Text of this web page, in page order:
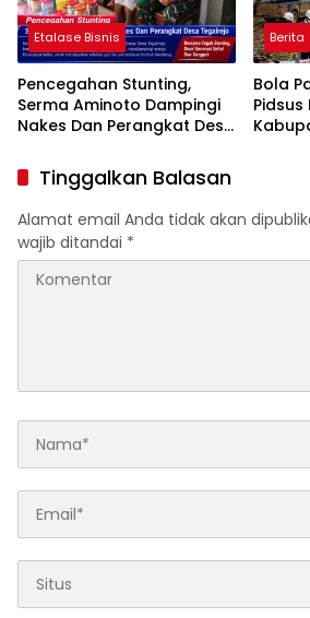
Etalase Bisnis
Pencegahan Stunting,
Serma Aminoto Dampingi
Nakes Dan Perangkat Desa
Berita
Bola
Oleh
Tinggalkan Balasan
Alamat email Anda tidak akan
wajib ditandai *